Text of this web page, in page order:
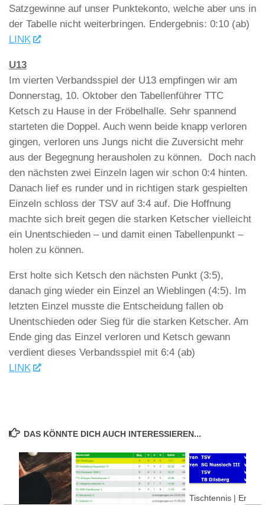
Satzgewinne auf unser Punktekonto, welche aber uns in
der Tabelle nicht weiterbringen. Endergebnis: 0:10 (ab)
LINK
U13
Im vierten Verbandsspiel der U13 empfingen wir am
Donnerstag, 10. Oktober den Tabellenführer TTC
Ketsch zu Hause in der Fröbelhalle. Sehr spannend
starteten die Doppel. Auch wenn beide knapp verloren
gingen, verloren uns Jungs nicht die Zuversicht mehr
aus der Begegnung herausholen zu können. Doch nach
den nächsten zwei Einzeln lagen wir schon 0:4 hinten.
Danach lief es runder und in richtigen stark gespielten
Einzeln schloss der TSV auf 3:4 auf. Die Hoffnung
machte sich breit gegen die starken Ketscher vielleicht
ein Unentschieden – und damit einen Tabellenpunkt –
holen zu können.
Erst holte sich Ketsch den nächsten Punkt (3:5),
danach ging wieder ein Einzel an Wieblingen (4:5). Im
letzten Einzel musste die Entscheidung fallen ob
Unentschieden oder Sieg für die starken Ketscher. Am
Ende ging das Einzel verloren und Ketsch gewann
verdient dieses Verbandsspiel mit 6:4 (ab)
LINK
DAS KÖNNTE DICH AUCH INTERESSIEREN...
Tischtennis |